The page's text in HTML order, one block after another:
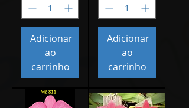
Adicionar
ao
carrinho
Adicionar
ao
carrinho